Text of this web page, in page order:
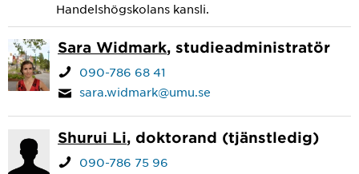
Handelshögskolans kansli.
Sara Widmark, studieadministratör
090-786 68 41
sara.widmark@umu.se
Shurui Li, doktorand (tjänstledig)
090-786 75 96